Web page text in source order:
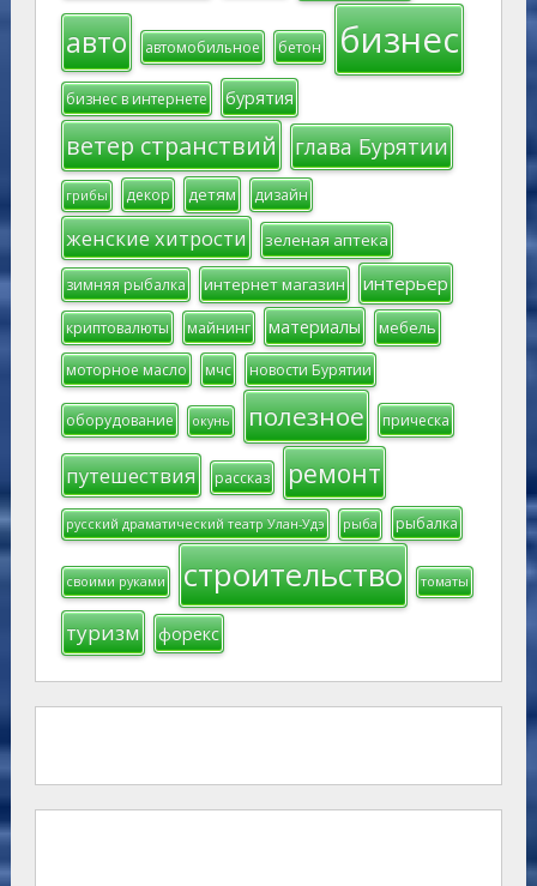
авто автомобильное бетон бизнес
бизнес в интернете бурятия
ветер странствий глава Бурятии
грибы декор детям дизайн
женские хитрости зеленая аптека
зимняя рыбалка интернет магазин интерьер
криптовалюты майнинг материалы мебель
моторное масло мчс новости Бурятии
оборудование окунь полезное прическа
путешествия рассказ ремонт
русский драматический театр Улан-Удэ рыба рыбалка
своими руками строительство томаты
туризм форекс